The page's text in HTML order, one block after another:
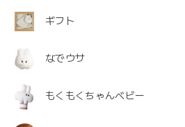
ギフト
なでウサ
もくもくちゃんベビー